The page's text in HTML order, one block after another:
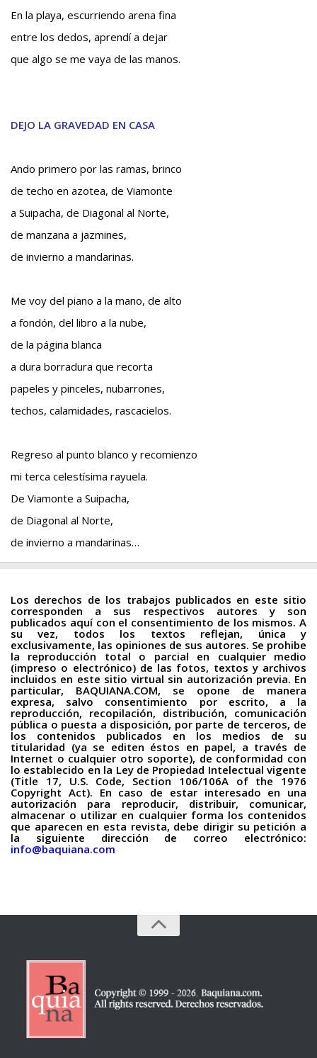
En la playa, escurriendo arena fina
entre los dedos, aprendí a dejar
que algo se me vaya de las manos.
DEJO LA GRAVEDAD EN CASA
Ando primero por las ramas, brinco
de techo en azotea, de Viamonte
a Suipacha, de Diagonal al Norte,
de manzana a jazmines,
de invierno a mandarinas.
Me voy del piano a la mano, de alto
a fondón, del libro a la nube,
de la página blanca
a dura borradura que recorta
papeles y pinceles, nubarrones,
techos, calamidades, rascacielos.
Regreso al punto blanco y recomienzo
mi terca celestísima rayuela.
De Viamonte a Suipacha,
de Diagonal al Norte,
de invierno a mandarinas…
Los derechos de los trabajos publicados en este sitio
corresponden a sus respectivos autores y son
publicados aquí con el consentimiento de los mismos. A
su vez, todos los textos reflejan, única y
exclusivamente, las opiniones de sus autores. Se prohibe
la reproducción total o parcial en cualquier medio
(impreso o electrónico) de las fotos, textos y archivos
incluidos en este sitio virtual sin autorización previa. En
particular, BAQUIANA.COM, se opone de manera
expresa, salvo consentimiento por escrito, a la
reproducción, recopilación, distribución, comunicación
pública o puesta a disposición, por parte de terceros, de
los contenidos publicados en los medios de su
titularidad (ya se editen éstos en papel, a través de
Internet o cualquier otro soporte), de conformidad con
lo establecido en la Ley de Propiedad Intelectual vigente
(Title 17, U.S. Code, Section 106/106A of the 1976
Copyright Act). En caso de estar interesado en una
autorización para reproducir, distribuir, comunicar,
almacenar o utilizar en cualquier forma los contenidos
que aparecen en esta revista, debe dirigir su petición a
la siguiente dirección de correo electrónico:
info@baquiana.com